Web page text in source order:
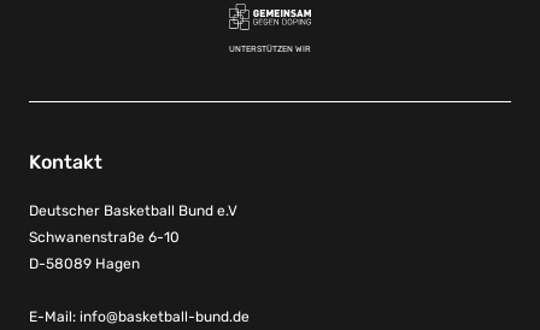
UNTERSTÜTZEN WIR
Kontakt
Deutscher Basketball Bund e.V
Schwanenstraße 6-10
D-58089 Hagen
E-Mail: info@basketball-bund.de